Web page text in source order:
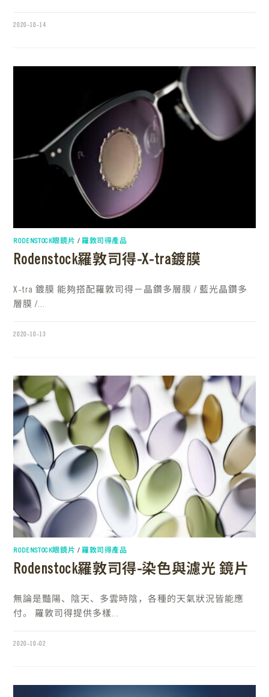
2020-10-14
RODENSTOCK眼鏡片 /羅敦司得產品
Rodenstock羅敦司得-X-tra鍍膜
X-tra 鍍膜 能夠搭配羅敦司得－晶鑽多層膜 / 藍光晶鑽多
層膜 /...
2020-10-13
RODENSTOCK眼鏡片 /羅敦司得產品
Rodenstock羅敦司得-染色與濾光 鏡片
無論是豔陽、陰天、多雲時陰，各種的天氣狀況皆能應
付。 羅敦司得提供多樣...
2020-10-02